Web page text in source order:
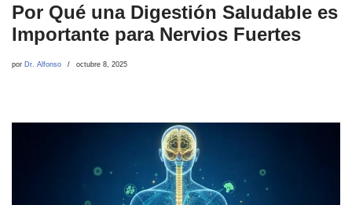
Por Qué una Digestión Saludable es
Importante para Nervios Fuertes
por Dr. Alfonso octubre 8, 2025